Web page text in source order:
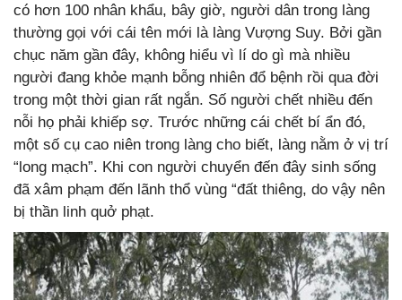
có hơn 100 nhân khẩu, bây giờ, người dân trong làng
thường gọi với cái tên mới là làng Vượng Suy. Bởi gần
chục năm gần đây, không hiểu vì lí do gì mà nhiều
người đang khỏe mạnh bỗng nhiên đổ bệnh rồi qua đời
trong một thời gian rất ngắn. Số người chết nhiều đến
nỗi họ phải khiếp sợ. Trước những cái chết bí ẩn đó,
một số cụ cao niên trong làng cho biết, làng nằm ở vị trí
“long mạch”. Khi con người chuyển đến đây sinh sống
đã xâm phạm đến lãnh thổ vùng “đất thiêng, do vậy nên
bị thần linh quở phạt.